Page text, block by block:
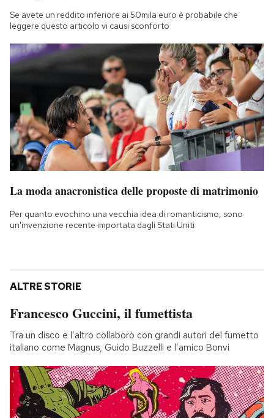
Se avete un reddito inferiore ai 50mila euro è probabile che
leggere questo articolo vi causi sconforto
La moda anacronistica delle proposte di matrimonio
Per quanto evochino una vecchia idea di romanticismo, sono
un'invenzione recente importata dagli Stati Uniti
ALTRE STORIE
Francesco Guccini, il fumettista
Tra un disco e l’altro collaborò con grandi autori del fumetto
italiano come Magnus, Guido Buzzelli e l’amico Bonvi